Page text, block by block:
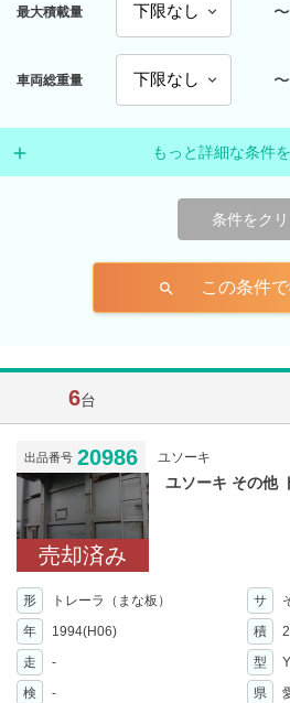
最大積載量 〜
車両総重量 〜
もっと詳細な条件
条件をク
search この条件
6台
出品番号 20986 ユソーキ
売却済み
ユソーキ その他
形 トレーラ（まな板） サ
年
1994(H06) 積
走 - 型
検
- 県